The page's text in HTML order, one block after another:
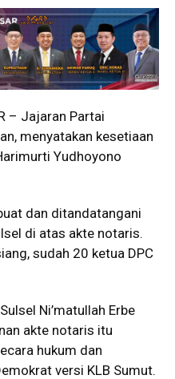
– Jajaran Partai
menyatakan kesetiaan
Yudhoyono
dan ditandatangani
di atas akte notaris.
sudah 20 ketua DPC
Ni’matullah Erbe
akte notaris itu
hukum dan
versi KLB Sumut.